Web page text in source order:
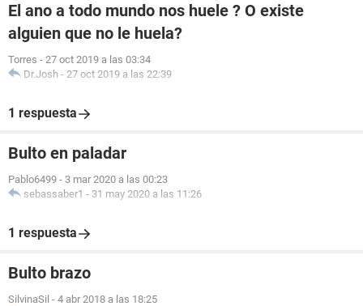
El ano a todo mundo nos huele ? O existe
alguien que no le huela?
Torres - 27 oct 2019 a las 03:34
Dr.Josh - 27 oct 2019 a las 22:39
1 respuesta
Bulto en paladar
Pablo6499 - 3 mar 2020 a las 00:23
sebassaber1 - 31 may 2020 a las 11:26
1 respuesta
Bulto brazo
SilvinaSil - 4 abr 2018 a las 18:25